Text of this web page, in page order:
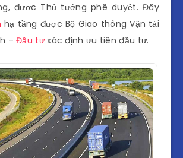
được Thủ tướng phê duyệt. Đây
hạ tầng được Bộ Giao thông Vận tải
–Đầu tưxác định ưu tiên đầu tư.